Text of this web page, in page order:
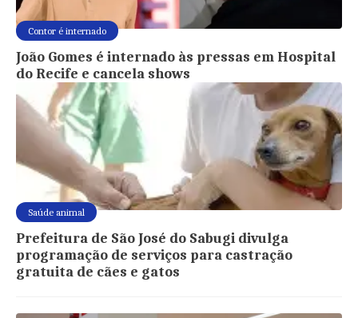
Contor é internado
João Gomes é internado às pressas em Hospital
do Recife e cancela shows
Saúde animal
Prefeitura de São José do Sabugi divulga
programação de serviços para castração
gratuita de cães e gatos